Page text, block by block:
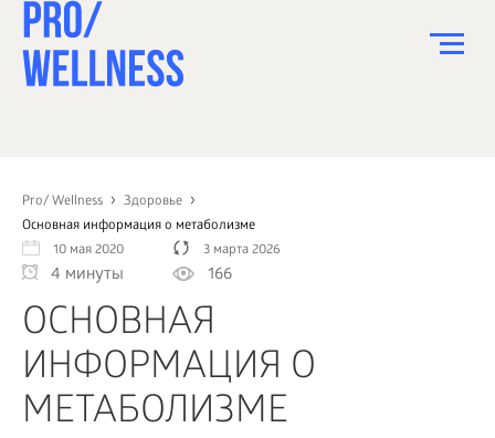
Pro/ Wellness
Здоровье
Основная информация о метаболизме
10 мая 2020
3 марта 2026
4 минуты 166
ОСНОВНАЯ
ИНФОРМАЦИЯ О
МЕТАБОЛИЗМЕ
СПОРТ
ЗДОРОВЬЕ
КРАСОТА
ПСИХОЛОГИЯ
ДЕТИ
ДОМ